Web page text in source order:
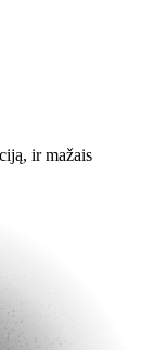
ir mažais